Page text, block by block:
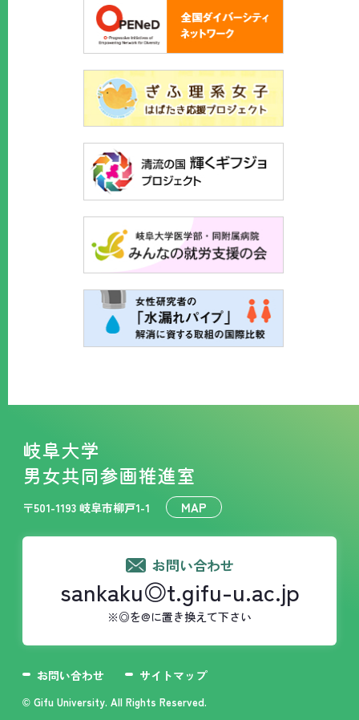
岐阜大学
男女共同参画推進室
〒501-1193 岐阜市柳戸1-1 MAP
お問い合わせ
sankaku◎t.gifu-u.ac.jp
※◎を@に置き換えて下さい
お問い合わせ サイトマップ
© Gifu University. All Rights Reserved.